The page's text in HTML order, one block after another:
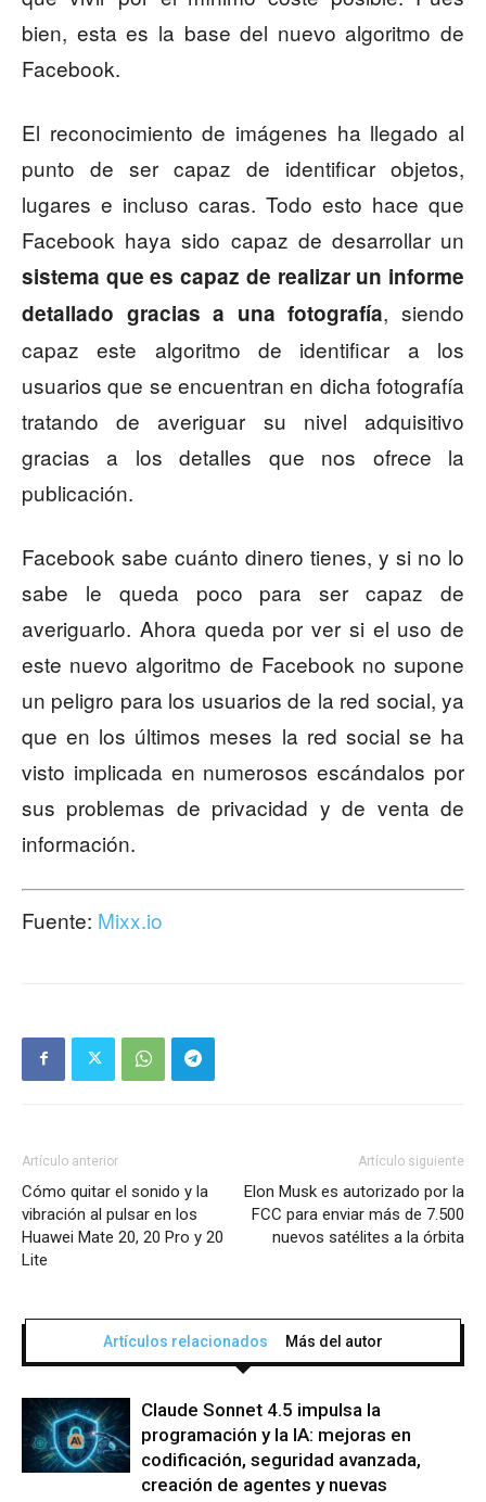
bien, esta es la base del nuevo algoritmo de
Facebook.
El reconocimiento de imágenes ha llegado al
punto de ser capaz de identificar objetos,
lugares e incluso caras. Todo esto hace que
Facebook haya sido capaz de desarrollar un
sistema que es capaz de realizar un informe
detallado gracias a una fotografía, siendo
capaz este algoritmo de identificar a los
usuarios que se encuentran en dicha fotografía
tratando de averiguar su nivel adquisitivo
gracias a los detalles que nos ofrece la
publicación.
Facebook sabe cuánto dinero tienes, y si no lo
sabe le queda poco para ser capaz de
averiguarlo. Ahora queda por ver si el uso de
este nuevo algoritmo de Facebook no supone
un peligro para los usuarios de la red social, ya
que en los últimos meses la red social se ha
visto implicada en numerosos escándalos por
sus problemas de privacidad y de venta de
información.
Fuente: Mixx.io
Artículo anterior
Cómo quitar el sonido y la
vibración al pulsar en los
Huawei Mate 20, 20 Pro y 20
Lite
Artículo siguiente
Elon Musk es autorizado por la
FCC para enviar más de 7.500
nuevos satélites a la órbita
Artículos relacionados Más del autor
Claude Sonnet 4.5 impulsa la
programación y la IA: mejoras en
codificación, seguridad avanzada,
creación de agentes y nuevas